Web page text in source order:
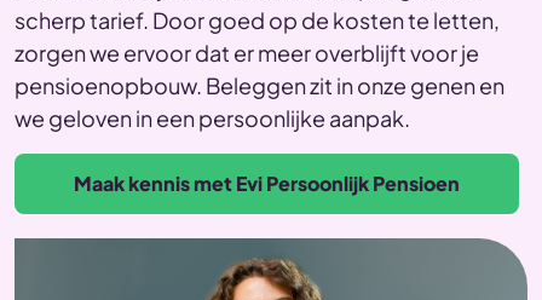
scherp tarief. Door goed op de kosten te letten,
zorgen we ervoor dat er meer overblijft voor je
pensioenopbouw. Beleggen zit in onze genen en
we geloven in een persoonlijke aanpak.
Maak kennis met Evi Persoonlijk Pensioen